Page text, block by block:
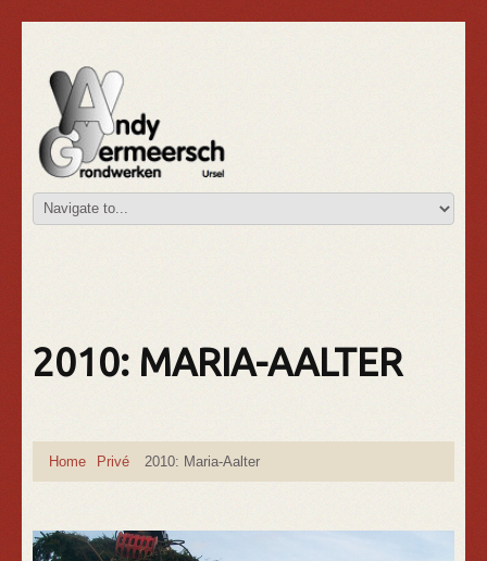
2010: MARIA-AALTER
Home Privé 2010: Maria-Aalter